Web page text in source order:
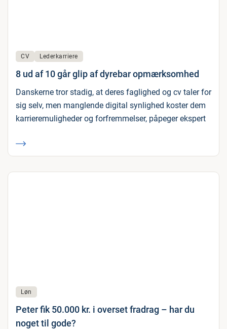
CV Lederkarriere
8 ud af 10 går glip af dyrebar opmærksomhed
Danskerne tror stadig, at deres faglighed og cv taler for
sig selv, men manglende digital synlighed koster dem
karrieremuligheder og forfremmelser, påpeger ekspert
Løn
Peter fik 50.000 kr. i overset fradrag – har du
noget til gode?